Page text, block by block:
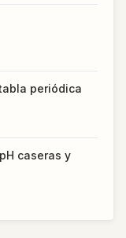
periódica
caseras y